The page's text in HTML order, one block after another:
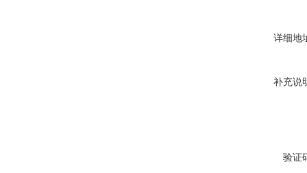
详细地
补充说
验证